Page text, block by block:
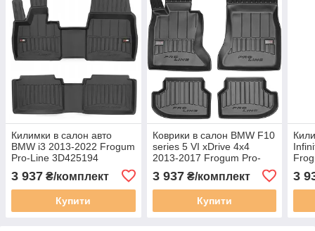
Килимки в салон авто
BMW i3 2013-2022 Frogum
Pro-Line 3D425194
3 937 ₴/комплект
Купити
Коврики в салон BMW F10
series 5 VI xDrive 4x4
2013-2017 Frogum Pro-
3 937₴/комплект
Купити
3